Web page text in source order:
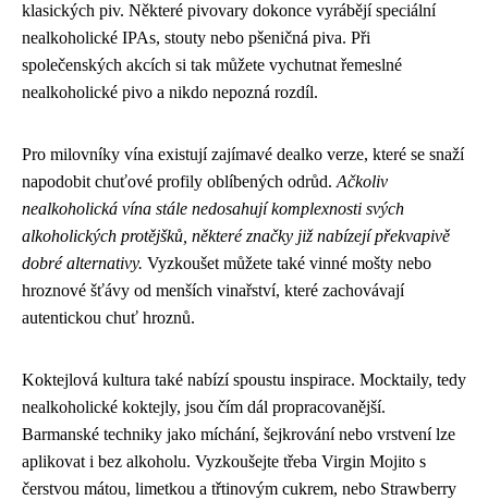
klasických piv. Některé pivovary dokonce vyrábějí speciální
nealkoholické IPAs, stouty nebo pšeničná piva. Při
společenských akcích si tak můžete vychutnat řemeslné
nealkoholické pivo a nikdo nepozná rozdíl.
Pro milovníky vína existují zajímavé dealko verze, které se snaží
napodobit chuťové profily oblíbených odrůd. Ačkoliv
nealkoholická vína stále nedosahují komplexnosti svých
alkoholických protějšků, některé značky již nabízejí překvapivě
dobré alternativy. Vyzkoušet můžete také vinné mošty nebo
hroznové šťávy od menších vinařství, které zachovávají
autentickou chuť hroznů.
Koktejlová kultura také nabízí spoustu inspirace. Mocktaily, tedy
nealkoholické koktejly, jsou čím dál propracovanější.
Barmanské techniky jako míchání, šejkrování nebo vrstvení lze
aplikovat i bez alkoholu. Vyzkoušejte třeba Virgin Mojito s
čerstvou mátou, limetkou a třtinovým cukrem, nebo Strawberry